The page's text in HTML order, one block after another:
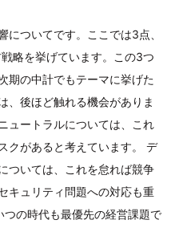
についてです。ここでは3点、
略を挙げています。この3つ
期の中計でもテーマに挙げた
、後ほど触れる機会がありま
ュートラルについては、これ
クがあると考えています。 デ
ついては、これを怠れば競争
キュリティ問題への対応も重
の時代も最優先の経営課題で